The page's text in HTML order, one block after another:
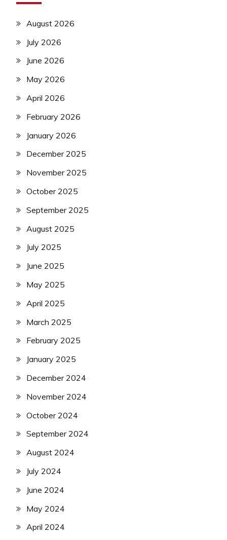
August 2026
July 2026
June 2026
May 2026
April 2026
February 2026
January 2026
December 2025
November 2025
October 2025
September 2025
August 2025
July 2025
June 2025
May 2025
April 2025
March 2025
February 2025
January 2025
December 2024
November 2024
October 2024
September 2024
August 2024
July 2024
June 2024
May 2024
April 2024